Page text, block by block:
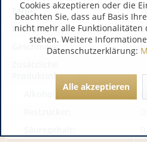
Farbe:
Rebsorte:
Geschmack:
Produktinformationen:
Cookies akzeptieren oder die
beachten Sie, dass auf Basis
nicht mehr alle Funktionalitäten
stehen. Weitere
Datenschutzerklärung:
Alle akzeptieren